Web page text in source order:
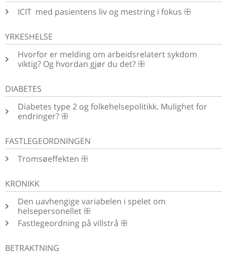
ICIT ­ med pasientens liv og mestring i fokus
YRKESHELSE
Hvorfor er melding om arbeidsrelatert sykdom
viktig? Og hvordan gjør du det?
DIABETES
Diabetes type 2 og folkehelsepolitikk. Mulighet for
endringer?
FASTLEGEORDNINGEN
Tromsøeffekten
KRONIKK
Den uavhengige variabelen i spelet om
helsepersonellet
Fastlegeordning på villstrå
BETRAKTNING